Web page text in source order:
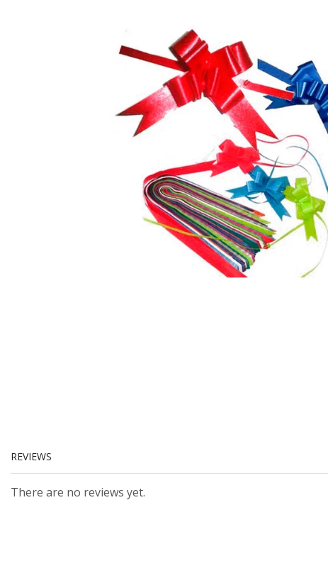
REVIEWS
There are no reviews yet.